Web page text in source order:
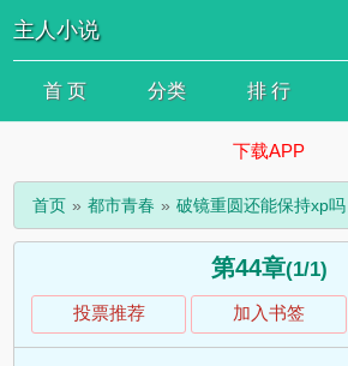
主人小说
首 页 分类 排 行
下载APP
首页 都市青春 破镜重圆还能保持xp吗
第44章(1/1)
投票推荐 加入书签